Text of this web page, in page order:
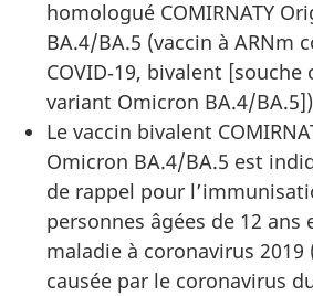
homologué COMIRNATY
BA.4/BA.5 (vaccin à ARNm
COVID‑19, bivalent
variant Omicron BA.4/
Le vaccin bivalent
Omicron BA.4/BA.5 est
de rappel pour
personnes âgées de 12 ans
maladie à coronavirus 2019
causée par le coronavirus